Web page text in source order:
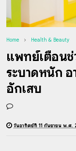
Home Health & Beauty
แพทย์เตือนช่
ระบาดหนัก
อักเสบ
วันอาทิตย์ที่ 11 กันยายน พ.ศ.